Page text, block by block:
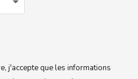
j'accepte que les informations